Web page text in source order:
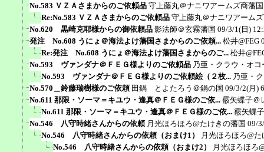
No.583 ＶＺＡさまからのご依頼品 守上藤丸＠ナニワアームズ商藩国
Re:No.583 ＶＺＡさまからのご依頼品 守上藤丸＠ナニワアーム
No.620 黒崎克耶様からの御依頼品 影法師＠玄霧藩国 09/3/1(日)
発注 No.608 うにょ＠海法よけ藩国さまからのご依頼... 松井@FEG
Re:発注 No.608 うにょ＠海法よけ藩国さまからのご... 松井
No.593 ヴァンダナ＠ＦＥＧ様よりのご依頼品 乃亜・クラウ・オ
No.593 ヴァンダナ＠ＦＥＧ様よりのご依頼絵（２枚... 乃亜・
No.570＿鈴藤瑞樹様のご依頼 田鍋 とよたろう＠鍋の国 09/3/2(月)
No.611 那限・ソーマ＝キユウ・逢真＠ＦＥＧ様のご依... 霰矢蝶子＠
No.611 那限・ソーマ＝キユウ・逢真＠ＦＥＧ様のご依... 霰矢蝶
No.546 八守時緒さんからの依頼 月光ほろほろ@たけきの藩国 09/
No.546 八守時緒さんからの依頼（おまけ1）
月光ほろほろ@
No.546 八守時緒さんからの依頼（おまけ2）
月光ほろほろ